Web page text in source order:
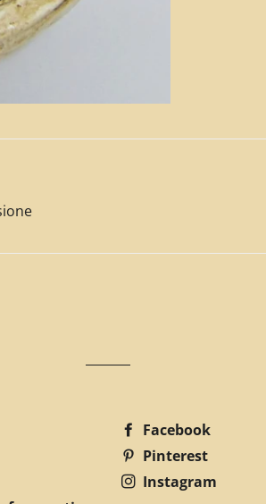
Facebook
Pinterest
Instagram